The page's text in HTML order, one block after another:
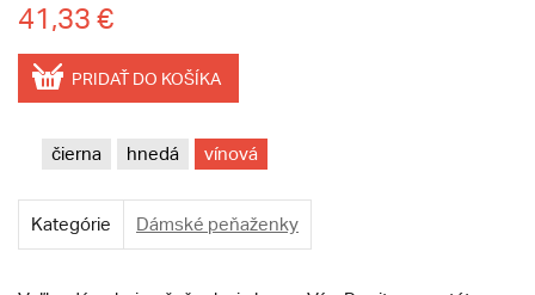
41,33 €
PRIDAŤ DO KOŠÍKA
čierna hnedá vínová
Kategórie Dámské peňaženky